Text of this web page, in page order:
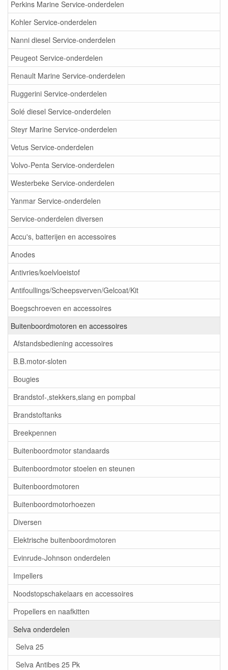
Perkins Marine Service-onderdelen
Kohler Service-onderdelen
Nanni diesel Service-onderdelen
Peugeot Service-onderdelen
Renault Marine Service-onderdelen
Ruggerini Service-onderdelen
Solé diesel Service-onderdelen
Steyr Marine Service-onderdelen
Vetus Service-onderdelen
Volvo-Penta Service-onderdelen
Westerbeke Service-onderdelen
Yanmar Service-onderdelen
Service-onderdelen diversen
Accu's, batterijen en accessoires
Anodes
Antivries/koelvloeistof
Antifoullings/Scheepsverven/Gelcoat/Kit
Boegschroeven en accessoires
Buitenboordmotoren en accessoires
Afstandsbediening accessoires
B.B.motor-sloten
Bougies
Brandstof-,stekkers,slang en pompbal
Brandstoftanks
Breekpennen
Buitenboordmotor standaards
Buitenboordmotor stoelen en steunen
Buitenboordmotoren
Buitenboordmotorhoezen
Diversen
Elektrische buitenboordmotoren
Evinrude-Johnson onderdelen
Impellers
Noodstopschakelaars en accessoires
Propellers en naafkitten
Selva onderdelen
Selva 25
Selva Antibes 25 Pk